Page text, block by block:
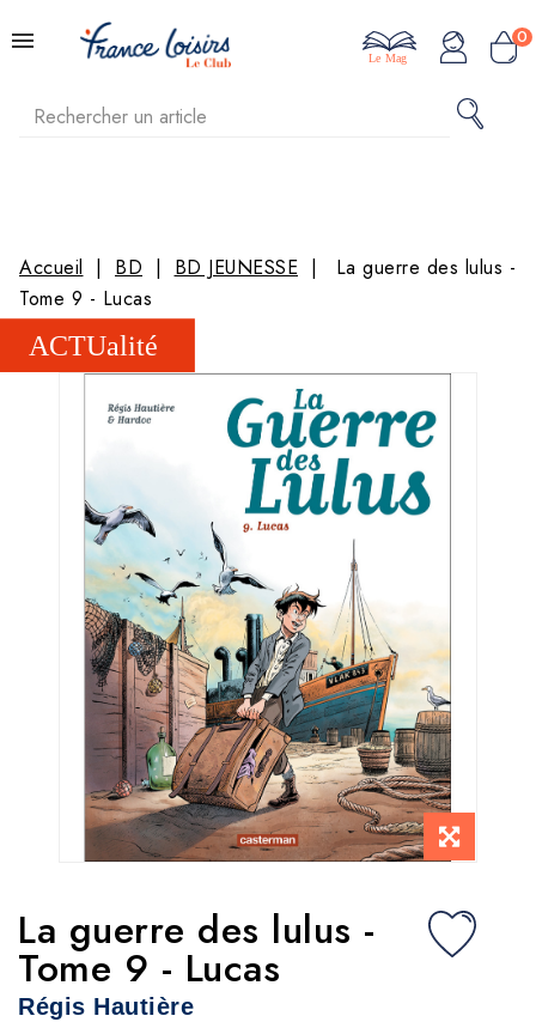
0
Le Mag
Accueil BD BD JEUNESSE
La guerre des lulus -
Tome 9 - Lucas
La guerre des lulus -
Tome 9 - Lucas
Régis Hautière